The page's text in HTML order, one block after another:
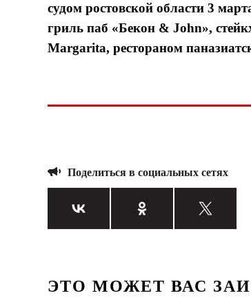
судом ростовской области 3
гриль паб «Бекон & John»,
Margarita, рестораном
Поделиться в социальных сетях
ЭТО МОЖЕТ ВАС